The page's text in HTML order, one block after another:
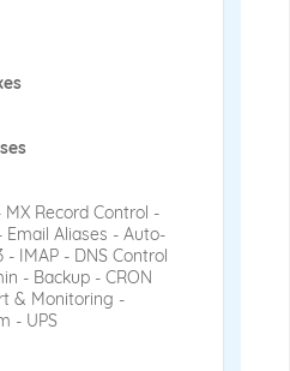
MX Record Control -
Aliases - Auto-
- IMAP - DNS Control
- Backup - CRON
& Monitoring -
- UPS